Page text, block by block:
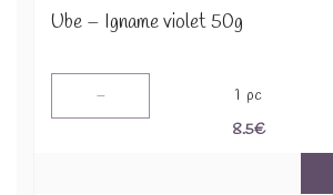
Ube – Igname violet 50g
- 1 pc
8.5€